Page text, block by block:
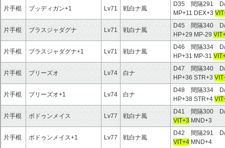
片手棍 ブッディガン+1 Lv71 戦白ナ風
D35 間隔291
MP+11 DEX+3
片手棍 ブラスジャダグナ Lv71 戦白ナ風
D45 間隔340
HP+29 MP-29
片手棍 ブラスジャダグナ+1 Lv71 戦白ナ風
D46 間隔334
HP+31 MP-31
片手棍 ブリーズオ Lv74 白ナ
D47 間隔340
HP+36 STR+3
片手棍 ブリーズオ+1 Lv74 白ナ
D48 間隔334
HP+38 STR+4
片手棍 ボドゥンメイス Lv77 戦白ナ風
D41 間隔300
VIT+3 MND+3
片手棍 ボドゥンメイス+1 Lv77 戦白ナ風
D42 間隔291
VIT+4 MND+4